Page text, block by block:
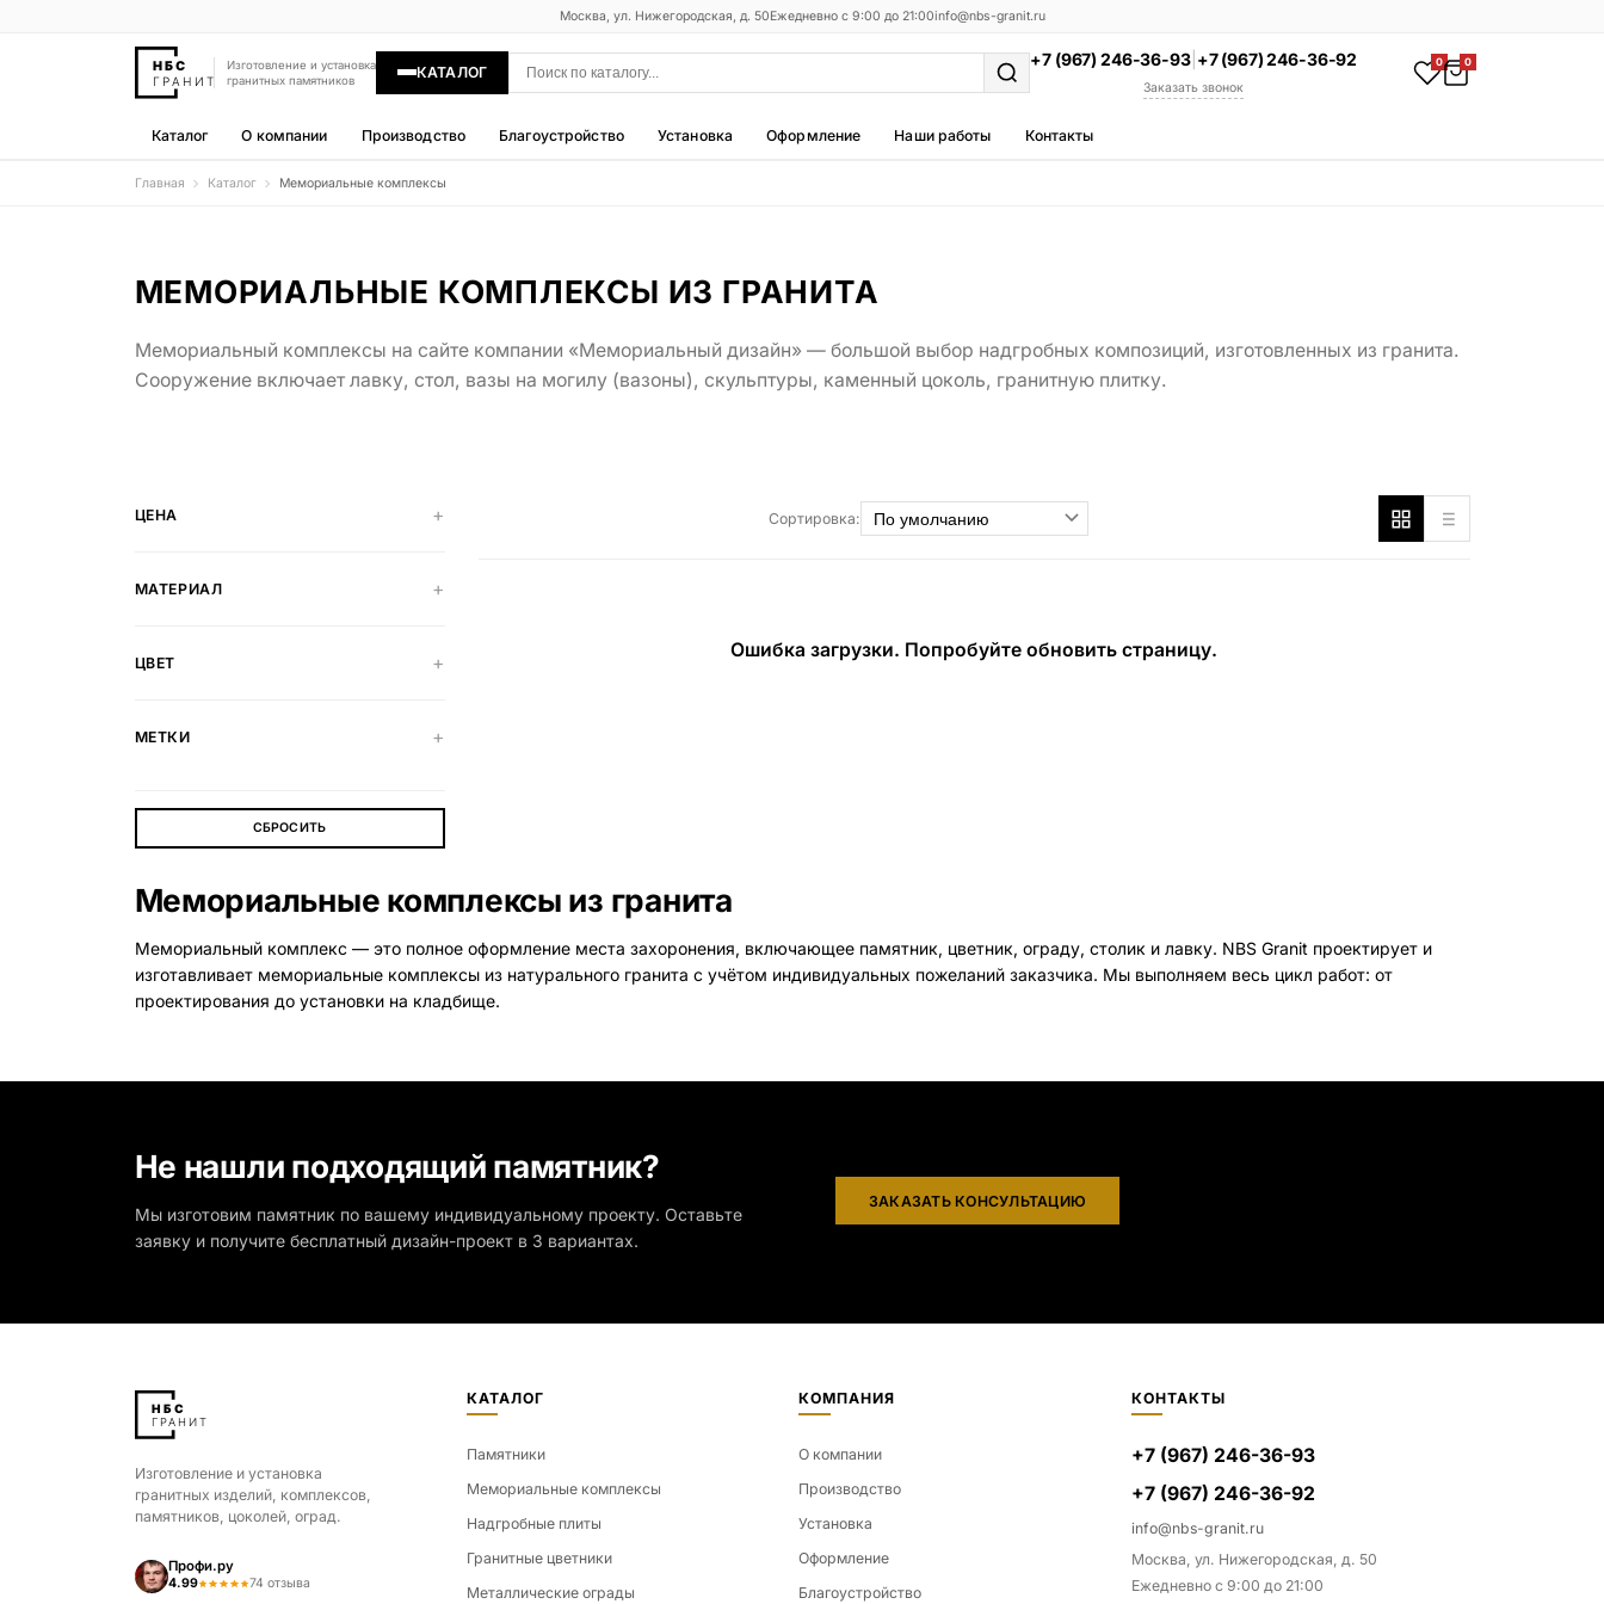
Москва, ул. Нижегородская, д. 50Ежедневно с 9:00 до 21:00info@nbs-granit.ru
Изготовление и установка
гранитных памятников
КАТАЛОГ
+7 (967) 246-36-93| +7 (967) 246-36-92
Заказать звонок
0 0
Каталог О компании Производство Благоустройство Установка Оформление Наши работы Контакты
Гравировка
77 моделей
Фотокерамика
5 моделей
Надгробные плиты
30 моделей
Благоустройство
42 модели
23 модели
Вазы и лампады
24 модели
Гравировка
Главная Каталог Мемориальные комплексы
МЕМОРИАЛЬНЫЕ КОМПЛЕКСЫ ИЗ ГРАНИТА
Мемориальный комплексы на сайте компании «Мемориальный дизайн» — большой выбор надгробных композиций, изготовленных из гранита.
Сооружение включает лавку, стол, вазы на могилу (вазоны), скульптуры, каменный цоколь, гранитную плитку.
ЦЕНА
МАТЕРИАЛ
ЦВЕТ
МЕТКИ
СБРОСИТЬ
Сортировка:
Ошибка загрузки. Попробуйте обновить страницу.
Мемориальные комплексы из гранита
Мемориальный комплекс — это полное оформление места захоронения, включающее памятник, цветник, ограду, столик и лавку. NBS Granit проектирует и
изготавливает мемориальные комплексы из натурального гранита с учётом индивидуальных пожеланий заказчика. Мы выполняем весь цикл работ: от
проектирования до установки на кладбище.
Не нашли подходящий памятник?
Мы изготовим памятник по вашему индивидуальному проекту. Оставьте
заявку и получите бесплатный дизайн-проект в 3 вариантах.
ЗАКАЗАТЬ КОНСУЛЬТАЦИЮ
Изготовление и установка
гранитных изделий, комплексов,
памятников, цоколей, оград.
Профи.ру
4.99 74 отзыва
КАТАЛОГ
Памятники
Мемориальные комплексы
Надгробные плиты
Гранитные цветники
Металлические ограды
КОМПАНИЯ
О компании
Производство
Установка
Оформление
Благоустройство
КОНТАКТЫ
+7 (967) 246-36-93
+7 (967) 246-36-92
info@nbs-granit.ru
Москва, ул. Нижегородская, д. 50
Ежедневно с 9:00 до 21:00